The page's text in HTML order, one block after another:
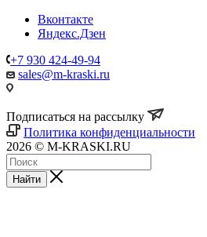
Вконтакте
Яндекс.Дзен
+7 930 424-49-94
sales@m-kraski.ru
Подписаться на рассылку
Политика конфиденциальности
2026 © M-KRASKI.RU
Найти